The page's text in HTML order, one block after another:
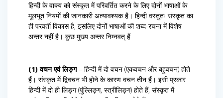
हिन्दी के वाक्य को संस्कृत में परिवर्तित करने के लिए दोनों भाषाओं के
मूलभूत नियमों की जानकारी अत्यावश्यक है। हिन्दी वस्तुतः संस्कृत का
ही परवर्ती विकास है, इसलिए दोनों भाषाओं की शब्द-रचना में विशेष
अन्तर नहीं है। कुछ मुख्य अन्तर निम्नवत् हैं
(1) वचन एवं लिङ्ग– हिन्दी में दो वचन (एकवचन और बहुवचन) होते
हैं। संस्कृत में द्विवचन भी होने के कारण वचन तीन हैं। इसी प्रकार
हिन्दी में दो ही लिङ्ग (पुंल्लिङ्ग, स्त्रीलिङ्ग) होते हैं, संस्कृत में